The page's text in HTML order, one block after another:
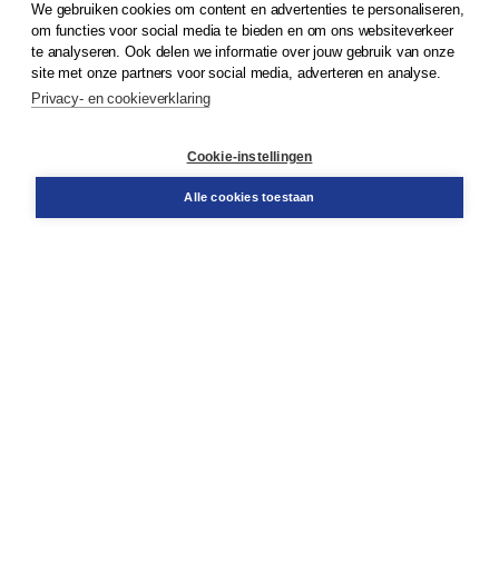
© 2026Koninklijke Boom uitgevers
Klantenservice
Service & informatie
Contact
We gebruiken cookies om content en advertenties te personaliseren,
om functies voor social media te bieden en om ons websiteverkeer
te analyseren. Ook delen we informatie over jouw gebruik van onze
site met onze partners voor social media, adverteren en analyse.
Privacy- en cookieverklaring
Cookie-instellingen
Alle cookies toestaan